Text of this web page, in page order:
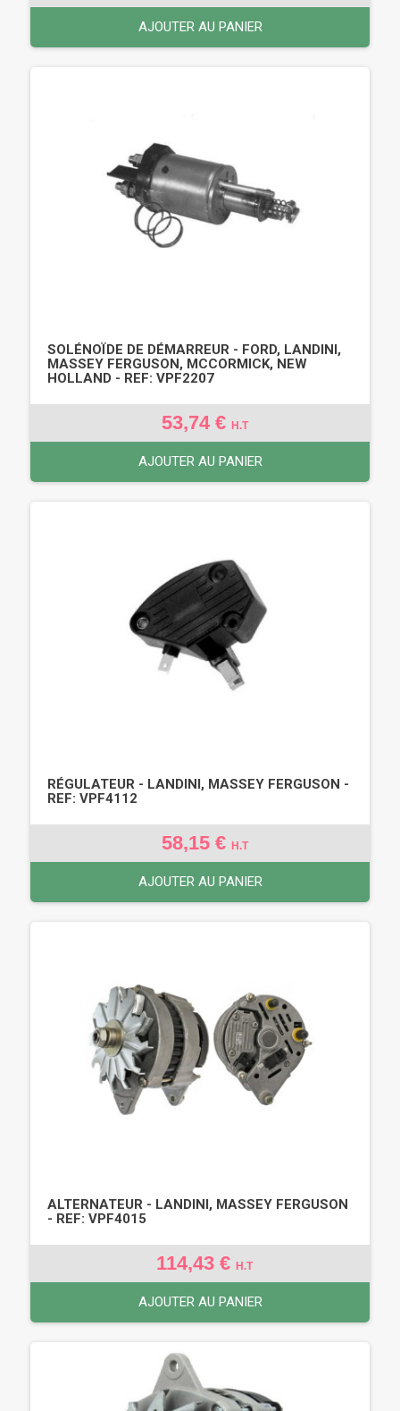
AJOUTER AU PANIER
SOLÉNOÏDE DE DÉMARREUR - FORD, LANDINI,
MASSEY FERGUSON, MCCORMICK, NEW
HOLLAND - REF: VPF2207
53,74 € H.T
AJOUTER AU PANIER
RÉGULATEUR - LANDINI, MASSEY FERGUSON -
REF: VPF4112
58,15 € H.T
AJOUTER AU PANIER
ALTERNATEUR - LANDINI, MASSEY FERGUSON
- REF: VPF4015
114,43 € H.T
AJOUTER AU PANIER